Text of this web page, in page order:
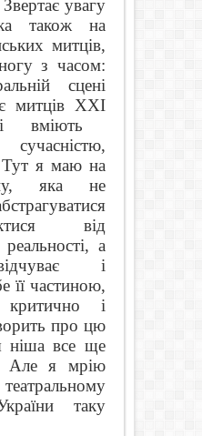
увагу
також на
митців,
з часом:
сцені
митців XXI
вміють
Тут я маю на
яка не
від
реальності, а
і
її частиною,
критично і
про цю
ніша все ще
Але я мрію
таку